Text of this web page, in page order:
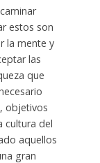
estos son
la mente y
las
que
objetivos
cultura del
aquellos
gran